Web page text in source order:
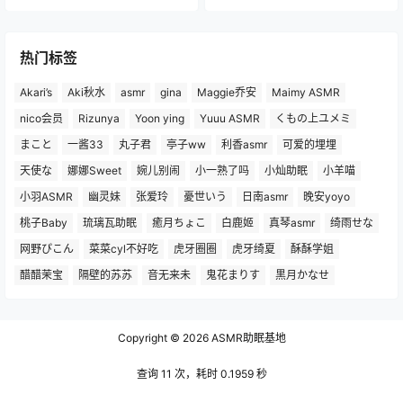
热门标签
Akari’s Aki秋水 asmr gina Maggie乔安
Maimy ASMR
nico会员
Rizunya Yoon ying Yuuu ASMR
くもの上ユメミ
まこと
一酱33 丸子君 亭子ww 利香asmr
可爱的埋埋
天使な
娜娜Sweet 婉儿别闹 小一熟了吗 小灿助眠
小羊喵
小羽ASMR
幽灵妹 张爱玲 憂世いう 日南asmr
晚安yoyo
桃子Baby
琉璃瓦助眠 癒月ちょこ 白鹿姬 真琴asmr
绮雨せな
网野ぴこん
菜菜cyl不好吃 虎牙圈圈 虎牙绮夏
酥酥学姐
醋醋茉宝
隔壁的苏苏 音无来未 鬼花まりす 黒月かなせ
Copyright © 2026ASMR助眠基地
查询 11 次，耗时 0.1959 秒